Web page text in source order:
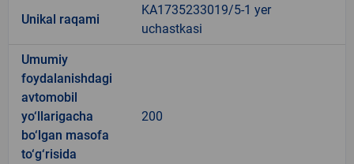
Unikal raqami
KA1735233019/5-1 yer
uchastkasi
Umumiy
foydalanishdagi
avtomobil
yo‘llarigacha
bo‘lgan masofa
to‘g‘risida
200